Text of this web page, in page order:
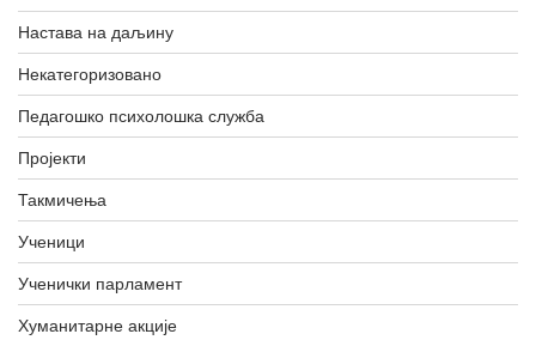
Настава на даљину
Некатегоризовано
Педагошко психолошка служба
Пројекти
Такмичења
Ученици
Ученички парламент
Хуманитарне акције